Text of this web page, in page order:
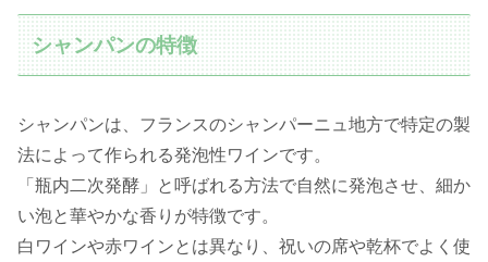
シャンパンの特徴
シャンパンは、フランスのシャンパーニュ地方で特定の製
法によって作られる発泡性ワインです。
「瓶内二次発酵」と呼ばれる方法で自然に発泡させ、細か
い泡と華やかな香りが特徴です。
白ワインや赤ワインとは異なり、祝いの席や乾杯でよく使